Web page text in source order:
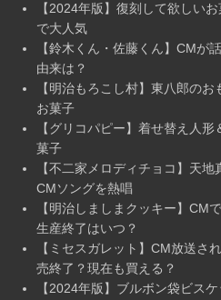
【2024年版】復刻して欲しい
で大人気
【鈴木くん・佐藤くん】CMが
由来は？
【明治もろこし村】東八郎の
お菓子
【グリコパピー】着せ替え人
菓子
【不二家メロディチョコ】天
CMソングを熱唱
【明治しましまクッキー】CM
生産終了はいつ？
【ミセスガレット】CM放送さ
売終了？現在も買える？
【2024年版】ブルボン袋ビス